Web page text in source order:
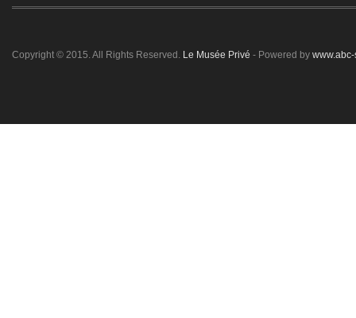
Copyright © 2015. All Rights Reserved. Le Musée Privé - Powered by